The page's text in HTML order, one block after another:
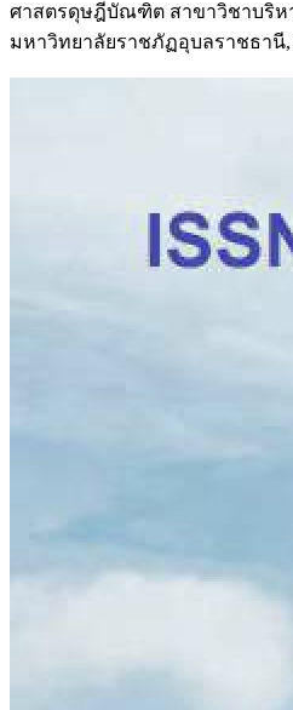
ศาสตรดุษฎีบัณฑิต สาขาวิชาบริ
มหาวิทยาลัยราชภัฏอุบลราชธานี